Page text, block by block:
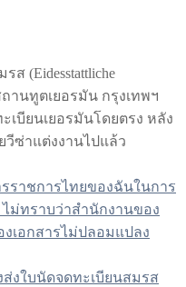
(Eidesstattliche
านทูตเยอรมัน กรุงเทพฯ
บียนเยอรมันโดยตรง หลัง
วีซ่าแต่งงานไปแล้ว
ราชการไทยของฉันในการ
ม่ทราบว่าสำนักงานของ
เอกสารไม่ปลอมแปลง
งใบนัดจดทะเบียนสมรส